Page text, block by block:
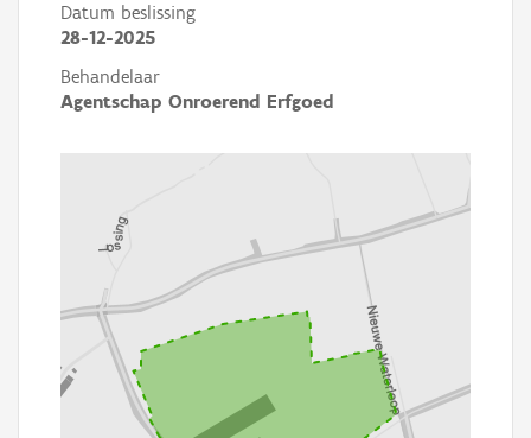
Datum beslissing
28-12-2025
Behandelaar
Agentschap Onroerend Erfgoed